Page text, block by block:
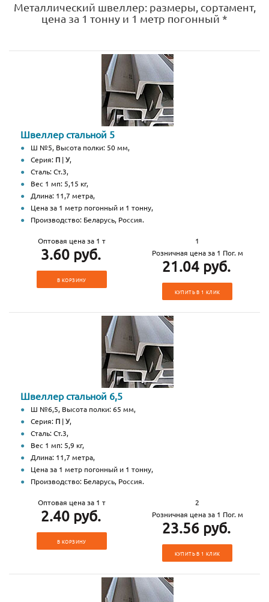
Металлический швеллер: размеры, сортамент,
цена за 1 тонну и 1 метр погонный *
Швеллер стальной 5
Ш №5, Высота полки: 50 мм,
Серия: П |У,
Сталь: Ст.3,
Вес 1 мп: 5,15 кг,
Длина: 11,7 метра,
Цена за 1 метр погонный и 1 тонну,
Производство: Беларусь, Россия.
Оптовая цена за 1 т
3.60 руб.
В КОРЗИНУ
1
Розничная цена за 1 Пог. м
21.04 руб.
КУПИТЬ В 1 КЛИК
Швеллер стальной 6,5
Ш №6,5, Высота полки: 65 мм,
Серия: П |У,
Сталь: Ст.3,
Вес 1 мп: 5,9 кг,
Длина: 11,7 метра,
Цена за 1 метр погонный и 1 тонну,
Производство: Беларусь, Россия.
Оптовая цена за 1 т
2.40 руб.
В КОРЗИНУ
2
Розничная цена за 1 Пог. м
23.56 руб.
КУПИТЬ В 1 КЛИК